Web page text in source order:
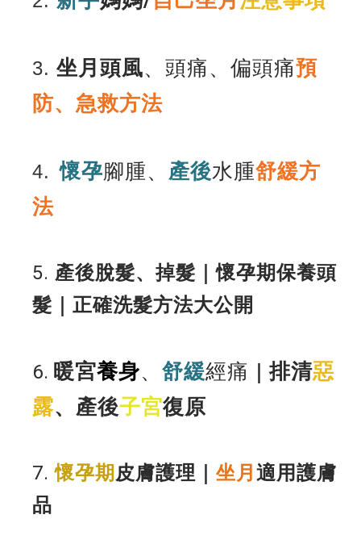
3. 坐月 頭風、 頭痛、偏頭痛預
防、急救方法
4. 懷孕腳腫、 產後水腫舒緩方
法
5. 產後脫髮、掉髮｜懷孕期保養頭
髮｜正確洗髮方法大公開
6. 暖宮養身、 舒緩經痛 排清惡
露、產後子宮復原
7.懷孕期皮膚護理 坐月 適用護膚
品